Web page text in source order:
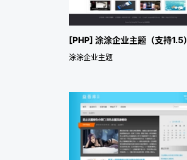
[PHP] 涂涂企业主题（支持1.5）
涂涂企业主题